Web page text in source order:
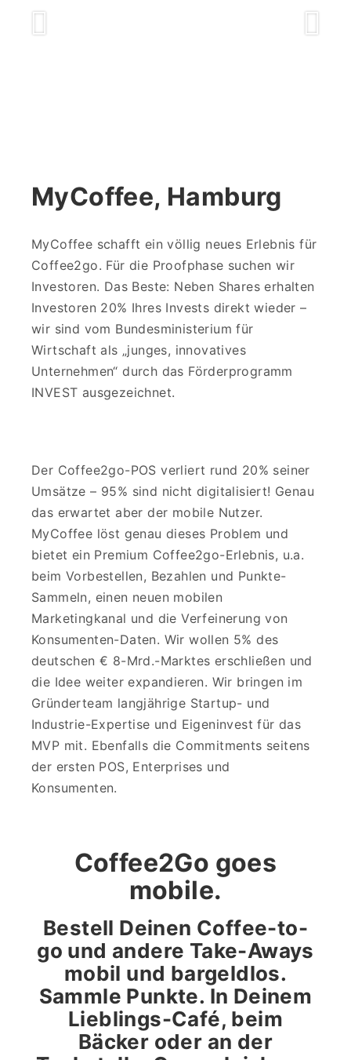
mycoffee-
mycoffee-
MyCoffee, Hamburg
MyCoffee schafft ein völlig neues Erlebnis für
Coffee2go. Für die Proofphase suchen wir
Investoren. Das Beste: Neben Shares erhalten
Investoren 20% Ihres Invests direkt wieder –
wir sind vom Bundesministerium für
Wirtschaft als „junges, innovatives
Unternehmen“ durch das Förderprogramm
INVEST ausgezeichnet.
Der Coffee2go-POS verliert rund 20% seiner
Umsätze – 95% sind nicht digitalisiert! Genau
das erwartet aber der mobile Nutzer.
MyCoffee löst genau dieses Problem und
bietet ein Premium Coffee2go-Erlebnis, u.a.
beim Vorbestellen, Bezahlen und Punkte-
Sammeln, einen neuen mobilen
Marketingkanal und die Verfeinerung von
Konsumenten-Daten. Wir wollen 5% des
deutschen € 8-Mrd.-Marktes erschließen und
die Idee weiter expandieren. Wir bringen im
Gründerteam langjährige Startup- und
Industrie-Expertise und Eigeninvest für das
MVP mit. Ebenfalls die Commitments seitens
der ersten POS, Enterprises und
Konsumenten.
Coffee2Go goes
mobile.
Bestell Deinen Coffee-to-
go und andere Take-Aways
mobil und bargeldlos.
Sammle Punkte. In Deinem
Lieblings-Café, beim
Bäcker oder an der